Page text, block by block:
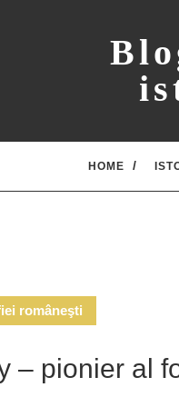
HOME
româneşti
– pionier al